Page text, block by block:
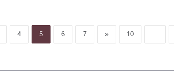
4 5 6 7 » 10 ...